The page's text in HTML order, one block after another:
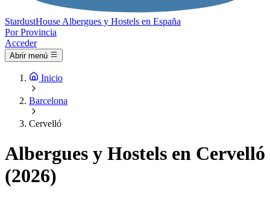
StardustHouse Albergues y Hostels en España
Por Provincia
Acceder
Abrir menú
Inicio
Barcelona
Cervelló
Albergues y Hostels en Cervelló
(2026)